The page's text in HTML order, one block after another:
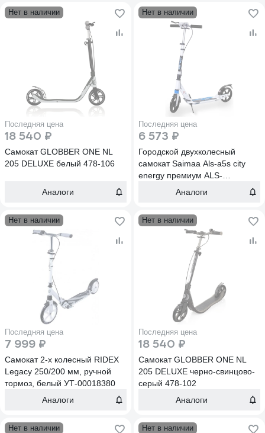
Нет в наличии
Последняя цена
18 540 ₽
Самокат GLOBBER ONE NL
205 DELUXE белый 478-106
Аналоги
Нет в наличии
Последняя цена
6 573 ₽
Городской двухколесный
самокат Saimaa Als-a5s city
energy премиум ALS-
A5S(белый)Аналоги
Нет в наличии
Последняя цена
7 999 ₽
Самокат 2-х колесный RIDEX
Legacy 250/200 мм, ручной
тормоз, белый УТ-00018380
Аналоги
Нет в наличии
Последняя цена
18 540 ₽
Самокат GLOBBER ONE NL
205 DELUXE черно-свинцово-
серый 478-102
Аналоги
Нет в наличии Нет в наличии